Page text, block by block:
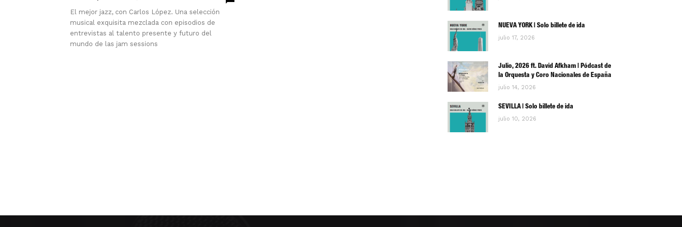
El mejor jazz, con Carlos López. Una selección
musical exquisita mezclada con episodios de
entrevistas al talento presente y futuro del
mundo de las jam sessions
NUEVA YORK | Solo billete de ida
julio 17, 2026
Julio, 2026 ft. David Afkham | Pódcast de
la Orquesta y Coro Nacionales de España
julio 14, 2026
SEVILLA | Solo billete de ida
julio 10, 2026